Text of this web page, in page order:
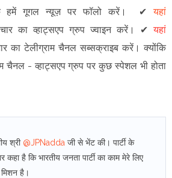
गूगल न्यूज़ पर फॉलो करें। ✔यहां
का व्हाट्सएप ग्रुप ज्वाइन करें । ✔यहां
का टेलीग्राम चैनल सब्सक्राइब करें। क्योंकि
चैनल - व्हाट्सएप ग्रुप पर कुछ स्पेशल भी होता
श्री @JPNadda जी से भेंट की। पार्टी के
कहा है कि भारतीय जनता पार्टी का काम मेरे लिए
है।